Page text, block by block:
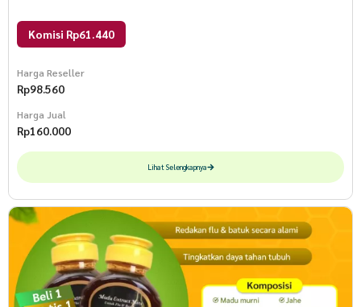
Komisi Rp61.440
Harga Reseller
Rp98.560
Harga Jual
Rp160.000
Lihat Selengkapnya